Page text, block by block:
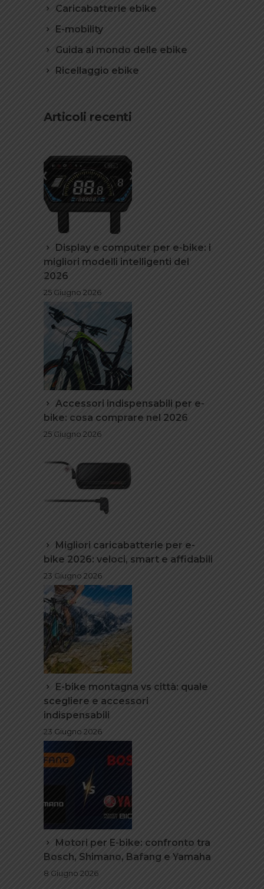
Caricabatterie ebike
E-mobility
Guida al mondo delle ebike
Ricellaggio ebike
Articoli recenti
Display e computer per e-bike: i
migliori modelli intelligenti del
2026
25 Giugno 2026
Accessori indispensabili per e-
bike: cosa comprare nel 2026
25 Giugno 2026
Migliori caricabatterie per e-
bike 2026: veloci, smart e affidabili
23 Giugno 2026
E-bike montagna vs città: quale
scegliere e accessori
indispensabili
23 Giugno 2026
Motori per E-bike: confronto tra
Bosch, Shimano, Bafang e Yamaha
8 Giugno 2026